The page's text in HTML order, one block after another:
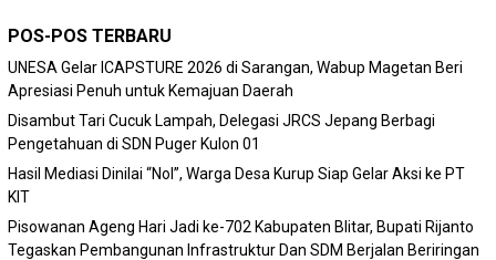
POS-POS TERBARU
‎UNESA Gelar ICAPSTURE 2026 di Sarangan, Wabup Magetan Beri
Apresiasi Penuh untuk Kemajuan Daerah
Disambut Tari Cucuk Lampah, Delegasi JRCS Jepang Berbagi
Pengetahuan di SDN Puger Kulon 01
Hasil Mediasi Dinilai “Nol”, Warga Desa Kurup Siap Gelar Aksi ke PT
KIT
Pisowanan Ageng Hari Jadi ke-702 Kabupaten Blitar, Bupati Rijanto
Tegaskan Pembangunan Infrastruktur Dan SDM Berjalan Beriringan